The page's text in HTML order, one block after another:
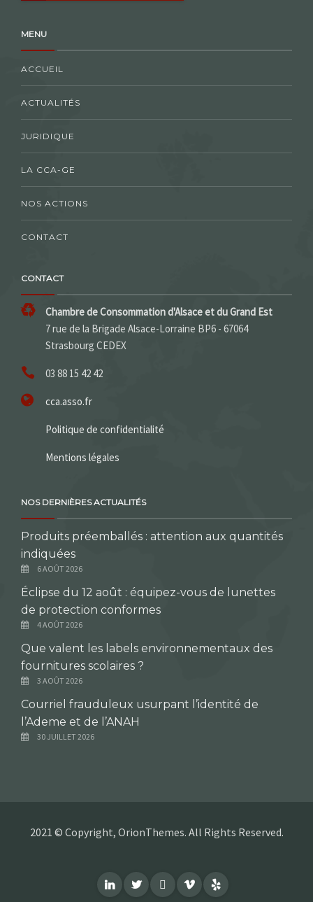
MENU
ACCUEIL
ACTUALITÉS
JURIDIQUE
LA CCA-GE
NOS ACTIONS
CONTACT
CONTACT
Chambre de Consommation d'Alsace et du Grand Est
7 rue de la Brigade Alsace-Lorraine BP6 - 67064
Strasbourg CEDEX
03 88 15 42 42
cca.asso.fr
Politique de confidentialité
Mentions légales
NOS DERNIÈRES ACTUALITÉS
Produits préemballés : attention aux quantités
indiquées
6 AOÛT 2026
Éclipse du 12 août : équipez-vous de lunettes
de protection conformes
4 AOÛT 2026
Que valent les labels environnementaux des
fournitures scolaires ?
3 AOÛT 2026
Courriel frauduleux usurpant l’identité de
l’Ademe et de l’ANAH
30 JUILLET 2026
2021 © Copyright, OrionThemes. All Rights Reserved.